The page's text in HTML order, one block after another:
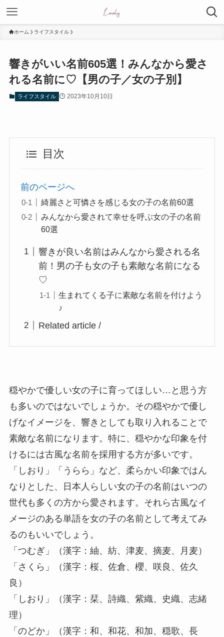
ホーム ライフスタイル
響きがいい名前605選！みんなから愛さ
れる名前に♡【男の子／女の子別】
ライフスタイル 2023年10月10日
目次
前のページへ
綺麗さと可憐さを感じる女の子の名前60選
みんなから愛されて幸せを呼ぶ女の子の名前
60選
響きが良い名前はみんなから愛される名
前！男の子も女の子も素敵な名前になる
♡
生まれてくる子に素敵な名前を付けよう
♪
Related article /
穏やかで優しい女の子に育ってほしい…と思う方
も多いのではないでしょうか。その穏やかで優し
げなイメージを、響きとしても取り入れることで
素敵な名前になります。特に、穏やかな印象を付
けるには古風な名前を採用する方が多いです。
「しおり」「うらら」など、柔らかい印象ではん
なりとした、日本人らしい女の子の名前はいつの
世代も多くの方から愛されます。それら古風なイ
メージのある単語を女の子の名前として考えてみ
るのもいいでしょう。
「つむぎ」（漢字：紬、紡、津麦、摘麦、月麦）
「さくら」（漢字：桜、佐倉、櫻、咲良、佐久
良）
「しおり」（漢字：栞、詩織、紫織、史織、志緒
理）
「のどか」（漢字：和、和花、和加、穏歌、長